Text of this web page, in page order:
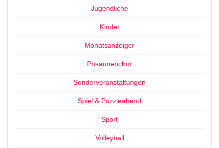
Jugendliche
Kinder
Monatsanzeiger
Posaunenchor
Sonderveranstaltungen
Spiel & Puzzleabend
Sport
Volleyball